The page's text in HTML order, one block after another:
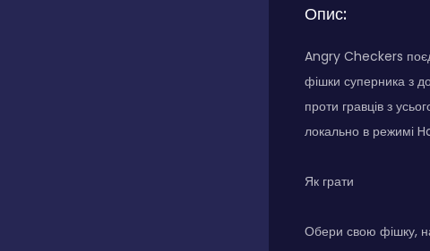
Опис:
Angry Checkers
фішки суперника з
проти гравців з
локально в режимі
Як грати
Обери свою фішку,